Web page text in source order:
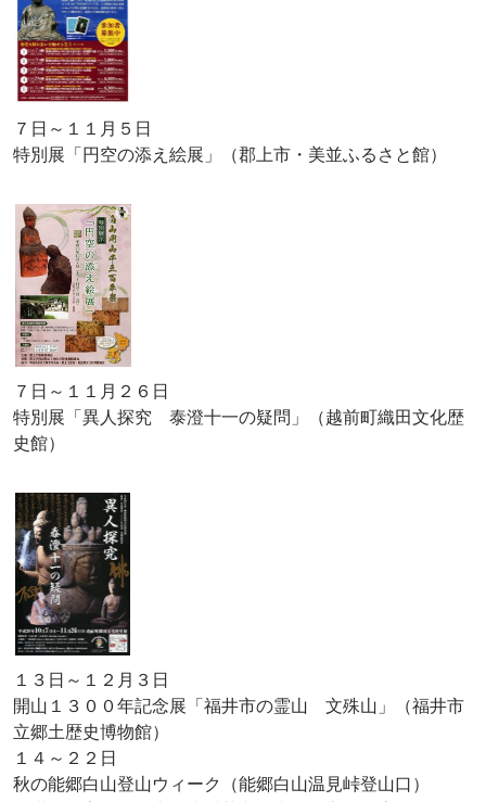
７日～１１月５日
特別展「円空の添え絵展」（郡上市・美並ふるさと館）
７日～１１月２６日
特別展「異人探究 泰澄十一の疑問」（越前町織田文化歴
史館）
１３日～１２月３日
開山１３００年記念展「福井市の霊山 文殊山」（福井市
立郷土歴史博物館）
１４～２２日
秋の能郷白山登山ウィーク（能郷白山温見峠登山口）